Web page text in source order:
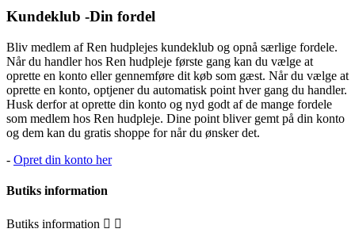
Kundeklub -Din fordel
Bliv medlem af Ren hudplejes kundeklub og opnå særlige fordele.
Når du handler hos Ren hudpleje første gang kan du vælge at
oprette en konto eller gennemføre dit køb som gæst. Når du vælge at
oprette en konto, optjener du automatisk point hver gang du handler.
Husk derfor at oprette din konto og nyd godt af de mange fordele
som medlem hos Ren hudpleje. Dine point bliver gemt på din konto
og dem kan du gratis shoppe for når du ønsker det.
- Opret din konto her
Butiks information
Butiks information  